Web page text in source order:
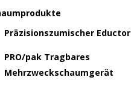
Präzisionszumischer Eductor
PRO/pak Tragbares
Mehrzweckschaumgerät